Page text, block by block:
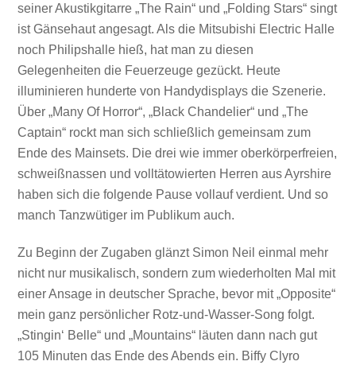
seiner Akustikgitarre „The Rain“ und „Folding Stars“ singt
ist Gänsehaut angesagt. Als die Mitsubishi Electric Halle
noch Philipshalle hieß, hat man zu diesen
Gelegenheiten die Feuerzeuge gezückt. Heute
illuminieren hunderte von Handydisplays die Szenerie.
Über „Many Of Horror“, „Black Chandelier“ und „The
Captain“ rockt man sich schließlich gemeinsam zum
Ende des Mainsets. Die drei wie immer oberkörperfreien,
schweißnassen und volltätowierten Herren aus Ayrshire
haben sich die folgende Pause vollauf verdient. Und so
manch Tanzwütiger im Publikum auch.
Zu Beginn der Zugaben glänzt Simon Neil einmal mehr
nicht nur musikalisch, sondern zum wiederholten Mal mit
einer Ansage in deutscher Sprache, bevor mit „Opposite“
mein ganz persönlicher Rotz-und-Wasser-Song folgt.
„Stingin‘ Belle“ und „Mountains“ läuten dann nach gut
105 Minuten das Ende des Abends ein. Biffy Clyro